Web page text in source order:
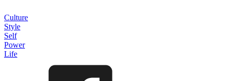
Culture
Style
Self
Power
Life